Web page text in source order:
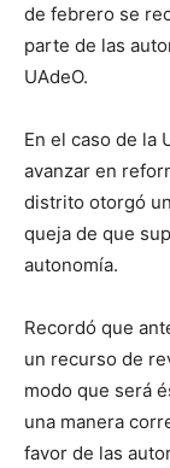
de febrero se
parte de las
UAdeO.
En el caso de la
avanzar en
distrito otorgó
queja de que
autonomía.
Recordó que
un recurso de
modo que será
una manera
favor de las